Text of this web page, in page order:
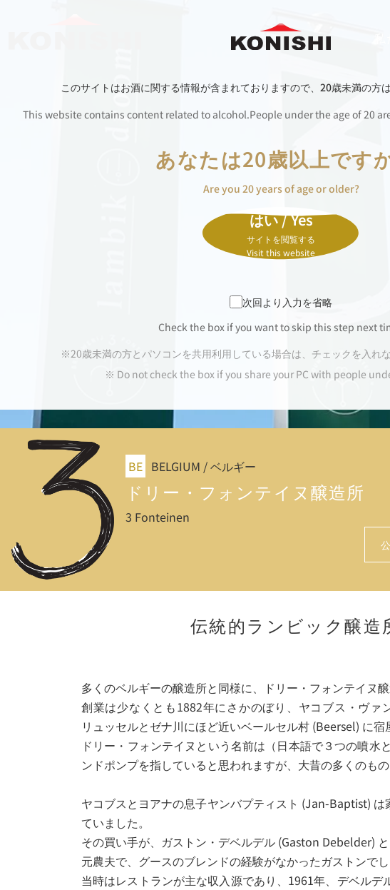
このサイトはお酒に関する情報が含まれておりますので、 20歳未満の方
This website contains content related to alcohol.People under the age of 20
あなたは20歳以上です
Are you 20 years of age or older?
はい / Yes
サイトを閲覧する
Visit this website
次回より入力を省略
Check the box if you want to skip this step next
※20歳未満の方とパソコンを共用利用している場合は、チェックを入れ
※ Do not check the box if you share your PC with people
BE BELGIUM / ベルギー
ドリー・ フォンテイヌ醸造所
3 Fonteinen
伝統的ランビック醸造
多くのベルギーの醸造所と同様に、ドリー・フォンテイヌ
創業は少なくとも1882年にさかのぼり、ヤコブス・ヴ
リュッセルとゼナ川にほど近いベールセル村 (Beersel) に
ドリー・フォンテイヌという名前は（日本語で３つの噴
ンドポンプを指していると思われますが、大昔の多くのも
ヤコブスとヨアナの息子ヤンバプティスト (Jan-Baptist)
ていました。
その買い手が、ガストン・デベルデル (Gaston Debelder)
元農夫で、グースのブレンドの経験がなかったガストンで
当時はレストランが主な収入源であり、1961年、デベル